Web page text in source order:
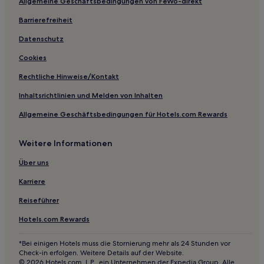
Hotels nahe Centre Vidéotron
Regionale Grafschaftsgemeinde Portneuf: Hotels
Cap-Rouge: Hotels
Hotels nahe Hôpital du Saint-Sacrement
Québec: Hotels
Hotels nahe Samuel-de-Champlain-Promenade
Hotels nahe Montmorency Fall
Hotels nahe Palais Montcalm
Sainte-Foy-Sillery-Cap-Rouge: Hotels
L'île-D'orléans: Hotels
Sillery: Hotels
Shannon Hotels
Inverness Hotels
Regionale Grafschaftsgemeinde L'Érable: Hotels
Barrierefreiheit
Datenschutz
Cookies
Rechtliche Hinweise/Kontakt
Inhaltsrichtlinien und Melden von Inhalten
Allgemeine Geschäftsbedingungen für Hotels.com Rewards
Weitere Informationen
Über uns
Karriere
Reiseführer
Hotels.com Rewards
*Bei einigen Hotels muss die Stornierung mehr als 24 Stunden vor
Check-in erfolgen. Weitere Details auf der Website.
© 2026 Hotels.com, L.P., ein Unternehmen der Expedia Group. Alle